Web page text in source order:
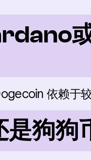
依赖于
狗狗